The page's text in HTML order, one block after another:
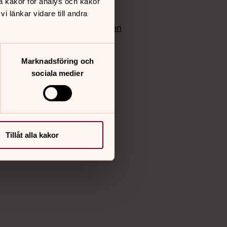
länkar vidare till andra
Marknadsföring och
sociala medier
Tillåt alla kakor
Instagram
Vimeo
Bloggportalen